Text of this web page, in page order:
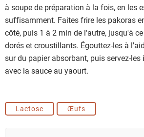
à soupe de préparation à la fois, en les
suffisamment. Faites frire les pakoras
côté, puis 1 à 2 min de l'autre, jusqu'à
dorés et croustillants. Égouttez-les à
sur du papier absorbant, puis servez-
avec la sauce au yaourt.
Lactose Œufs